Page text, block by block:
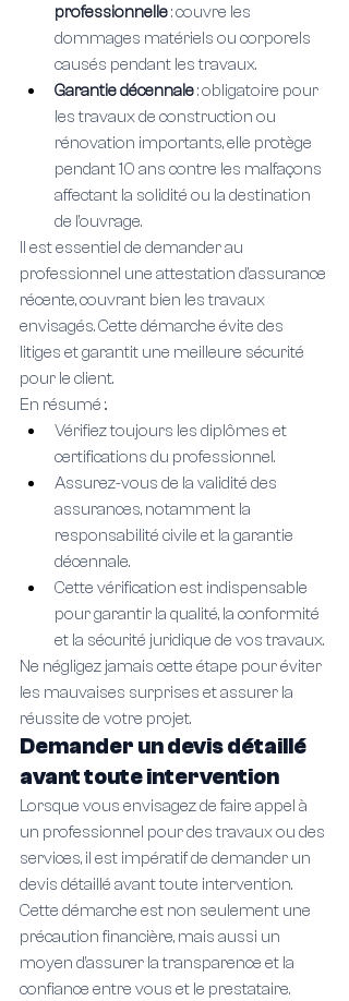
professionnelle : couvre les
dommages matériels ou corporels
causés pendant les travaux.
Garantie décennale : obligatoire pour
les travaux de construction ou
rénovation importants, elle protège
pendant 10 ans contre les malfaçons
affectant la solidité ou la destination
de l’ouvrage.
Il est essentiel de demander au
professionnel une attestation d’assurance
récente, couvrant bien les travaux
envisagés. Cette démarche évite des
litiges et garantit une meilleure sécurité
pour le client.
En résumé :.
Vérifiez toujours les diplômes et
certifications du professionnel.
Assurez-vous de la validité des
assurances, notamment la
responsabilité civile et la garantie
décennale.
Cette vérification est indispensable
pour garantir la qualité, la conformité
et la sécurité juridique de vos travaux.
Ne négligez jamais cette étape pour éviter
les mauvaises surprises et assurer la
réussite de votre projet.
Demander un devis détaillé
avant toute intervention
Lorsque vous envisagez de faire appel à
un professionnel pour des travaux ou des
services, il est impératif de demander un
devis détaillé avant toute intervention.
Cette démarche est non seulement une
précaution financière, mais aussi un
moyen d’assurer la transparence et la
confiance entre vous et le prestataire.